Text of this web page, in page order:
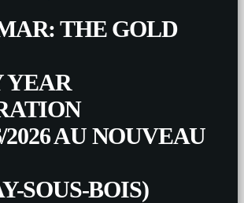
THE GOLD
YEAR
2026 AU NOUVEAU
SOUS-BOIS)